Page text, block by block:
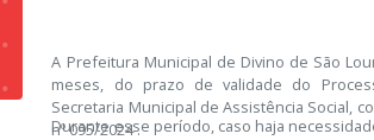
A Prefeitura Municipal de Divino de São
meses, do prazo de validade do
Secretaria Municipal de Assistência Social,
nº 095/2024 .
Durante esse período, caso haja